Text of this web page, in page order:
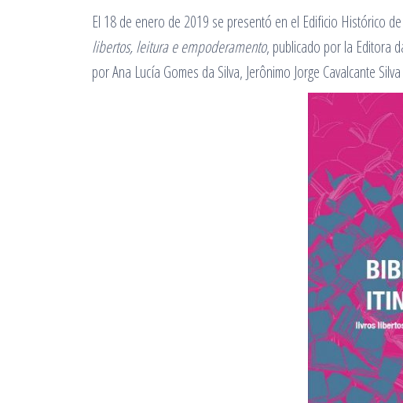
El 18 de enero de 2019 se presentó en el Edificio Histórico
libertos, leitura e empoderamento, publicado por la Editora
por Ana Lucía Gomes da Silva, Jerônimo Jorge Cavalcante